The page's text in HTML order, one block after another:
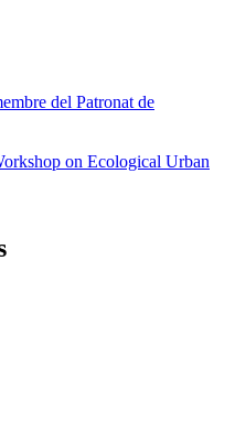
del Patronat de
on Ecological Urban